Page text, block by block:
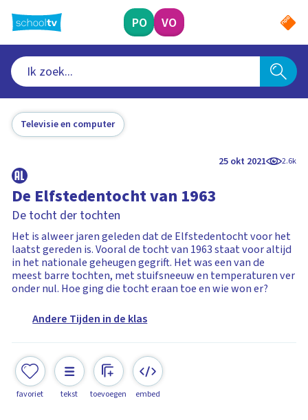
naar
hoofdinhoud
PO VO
Televisie en computer
25 okt 2021 2.6k
De Elfstedentocht van 1963
De tocht der tochten
Het is alweer jaren geleden dat de Elfstedentocht voor het
laatst gereden is. Vooral de tocht van 1963 staat voor altijd
in het nationale geheugen gegrift. Het was een van de
meest barre tochten, met stuifsneeuw en temperaturen ver
onder nul. Hoe ging die tocht eraan toe en wie won er?
Andere Tijden in de klas
favoriet tekst toevoegen embed